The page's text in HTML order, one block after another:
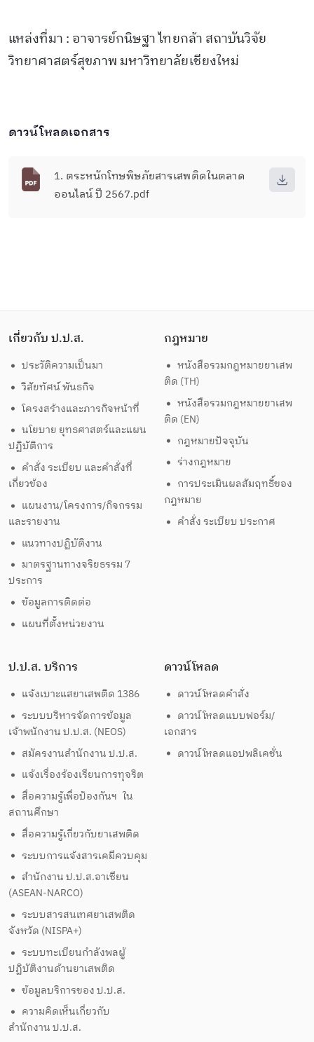
แหล่งที่มา : อาจารย์กนิษฐา ไทยกล้า สถาบันวิจัย
วิทยาศาสตร์สุขภาพ มหาวิทยาลัยเชียงใหม่
ดาวน์โหลดเอกสาร
1. ตระหนักโทษพิษภัยสารเสพติดในตลาด
ออนไลน์ ปี 2567.pdf
เกี่ยวกับ ป.ป.ส.
ประวัติความเป็นมา
วิสัยทัศน์ พันธกิจ
โครงสร้างและภารกิจหน้าที่
นโยบาย ยุทธศาสตร์และแผน
ปฏิบัติการ
คำสั่ง ระเบียบ และคำสั่งที่
เกี่ยวข้อง
แผนงาน/โครงการ/กิจกรรม
และรายงาน
แนวทางปฏิบัติงาน
มาตรฐานทางจริยธรรม 7
ประการ
ข้อมูลการติดต่อ
แผนที่ตั้งหน่วยงาน
กฎหมาย
หนังสือรวมกฎหมายยาเสพ
ติด (TH)
หนังสือรวมกฎหมายยาเสพ
ติด (EN)
กฎหมายปัจจุบัน
ร่างกฎหมาย
การประเมินผลสัมฤทธิ์ของ
กฎหมาย
คำสั่ง ระเบียบ ประกาศ
ป.ป.ส. บริการ
แจ้งเบาะแสยาเสพติด 1386
ระบบบริหารจัดการข้อมูล
เจ้าพนักงาน ป.ป.ส. (NEOS)
สมัครงานสำนักงาน ป.ป.ส.
แจ้งเรื่องร้องเรียนการทุจริต
สื่อความรู้เพื่อป้องกันฯ ใน
สถานศึกษา
สื่อความรู้เกี่ยวกับยาเสพติด
ระบบการแจ้งสารเคมีควบคุม
สำนักงาน ป.ป.ส.อาเซียน
(ASEAN-NARCO)
ระบบสารสนเทศยาเสพติด
จังหวัด (NISPA+)
ระบบทะเบียนกำลังพลผู้
ปฏิบัติงานด้านยาเสพติด
ข้อมูลบริการของ ป.ป.ส.
ความคิดเห็นเกี่ยวกับ
สำนักงาน ป.ป.ส.
ดาวน์โหลด
ดาวน์โหลดคำสั่ง
ดาวน์โหลดแบบฟอร์ม/
เอกสาร
ดาวน์โหลดแอปพลิเคชั่น